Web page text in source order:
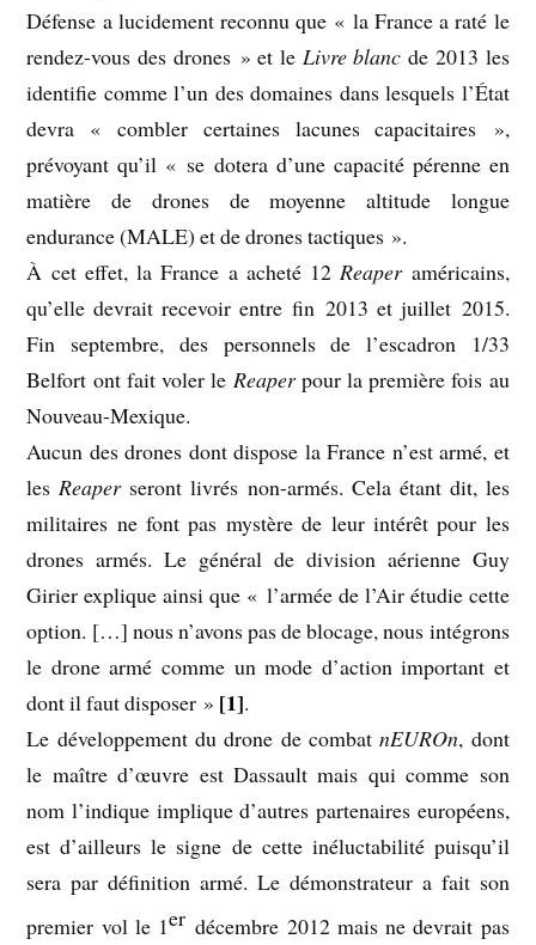
Défense a lucidement reconnu que « la France a raté le
rendez-vous des drones » et le Livre blanc de 2013 les
identifie comme l’un des domaines dans lesquels l’État
devra « combler certaines lacunes capacitaires »,
prévoyant qu’il « se dotera d’une capacité pérenne en
matière de drones de moyenne altitude longue
endurance (MALE) et de drones tactiques ».
À cet effet, la France a acheté 12 Reaperaméricains,
qu’elle devrait recevoir entre fin 2013 et juillet 2015.
Fin septembre, des personnels de l’escadron 1/33
Belfort ont fait voler le Reaperpour la première fois au
Nouveau-Mexique.
Aucun des drones dont dispose la France n’est armé, et
les Reaperseront livrés non-armés. Cela étant dit, les
militaires ne font pas mystère de leur intérêt pour les
drones armés. Le général de division aérienne Guy
Girier explique ainsi que « l’armée de l’Air étudie cette
option. […] nous n’avons pas de blocage, nous intégrons
le drone armé comme un mode d’action important et
dont il faut disposer » [1].
Le développement du drone de combatnEUROn, dont
le maître d’œuvre est Dassault mais qui comme son
nom l’indique implique d’autres partenaires européens,
est d’ailleurs le signe de cette inéluctabilité puisqu’il
sera par définition armé. Le démonstrateur a fait son
premier vol le 1er décembre 2012 mais ne devrait pas